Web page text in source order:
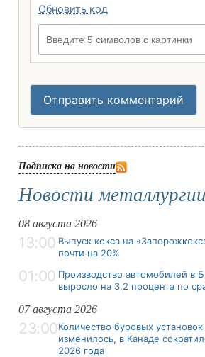
Обновить код
Отправить комментарий
Подписка на новости
Новости металлургии
08 августа 2026
13:00 Выпуск кокса на
почти на 20%
01:00 Производство автомобилей в
выросло на 3,2 процента по
07 августа 2026
23:00Количество буровых
изменилось, в Канаде
2026 года